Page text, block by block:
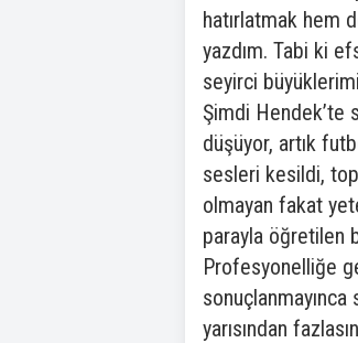
hatırlatmak hem
yazdım. Tabi ki
seyirci
Şimdi Hendek’te
düşüyor, artık
sesleri kesildi,
olmayan fakat
parayla öğretilen
Profesyonelliğe
sonuçlanmayınca
yarısından